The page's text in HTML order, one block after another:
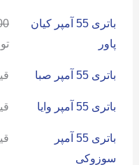
باتری 55 آمپر کیان
پاور
باتری 55 آمپر صبا
باتری 55 آمپر وایا
باتری 55 آمپر
سوزوکی